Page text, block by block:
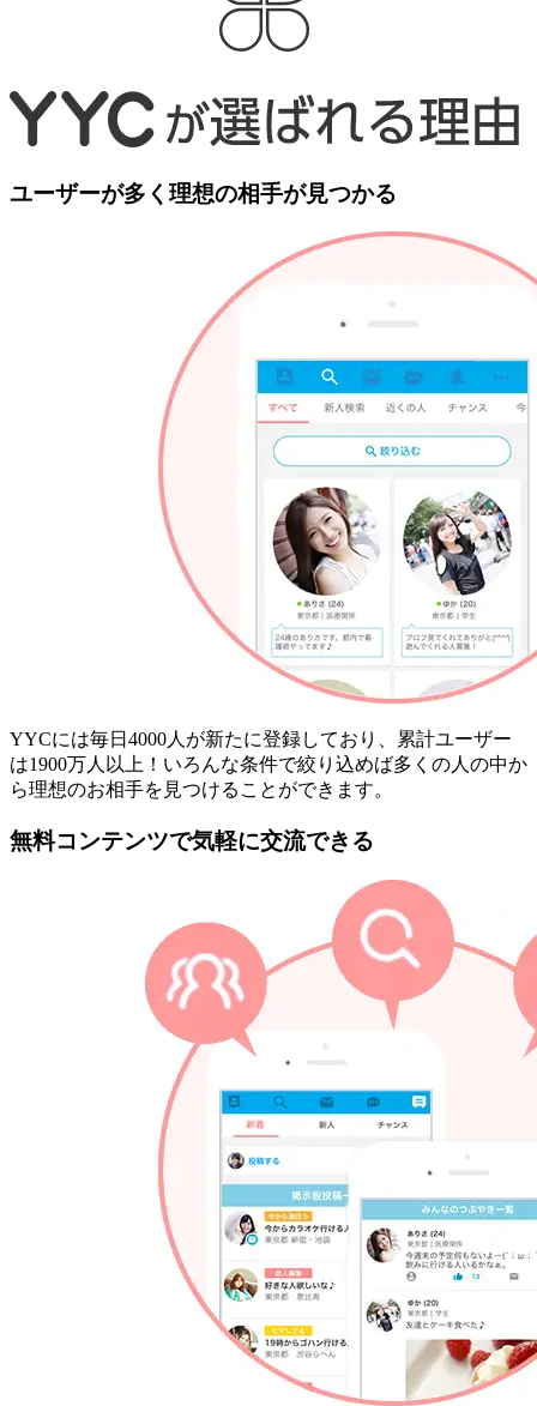
ユーザーが多く理想の相手が見つかる
YYCには毎日4000人が新たに登録しており、累計ユーザー
は1900万人以上！いろんな条件で絞り込めば多くの人の中か
ら理想のお相手を見つけることができます。
無料コンテンツで気軽に交流できる